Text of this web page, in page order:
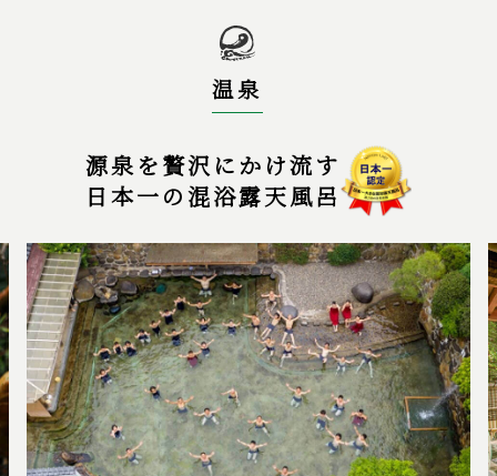
地元ブランドしまね和牛会席プラン
｜和牛ステーキ、和牛炙り寿司など
基本料金：
薬研と5種の薬膳＆薬膳セットデザ
ート
安来節演芸館で行う安来節体験
出雲神話ウェルネスガイドがご案内
する出雲大社観光付き＜朝夕2食付
き＞
基本料金：30,800円/大人～
温泉
源泉を贅沢にかけ流す
日本一の混浴露天風呂